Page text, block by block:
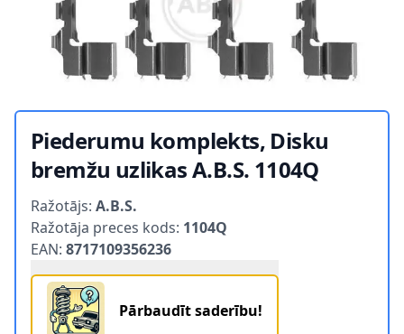
Piederumu komplekts, Disku
bremžu uzlikas A.B.S. 1104Q
Product information
Ražotājs: A.B.S.
Ražotāja preces kods: 1104Q
EAN: 8717109356236
Pārbaudīt saderību!